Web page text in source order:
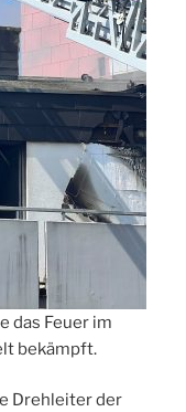
das Feuer im
bekämpft.
Drehleiter der